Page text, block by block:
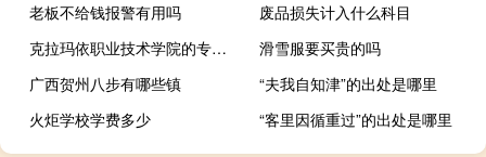
老板不给钱报警有用吗
废品损失计入什么科目
克拉玛依职业技术学院的专业有哪些
滑雪服要买贵的吗
广西贺州八步有哪些镇
“夫我自知津”的出处是哪里
火炬学校学费多少
“客里因循重过”的出处是哪里